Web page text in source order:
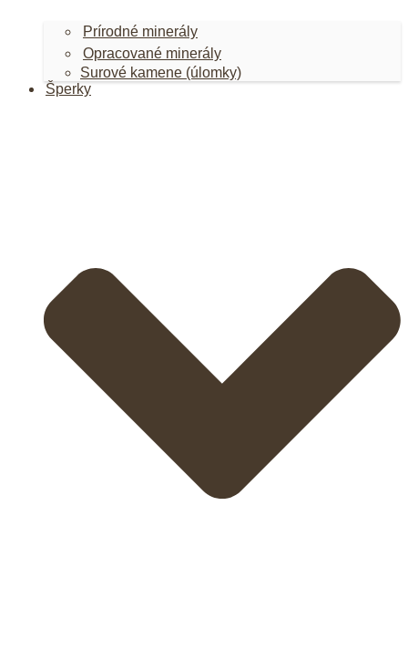
Prírodné minerály
Opracované minerály
Surové kamene (úlomky)
Šperky